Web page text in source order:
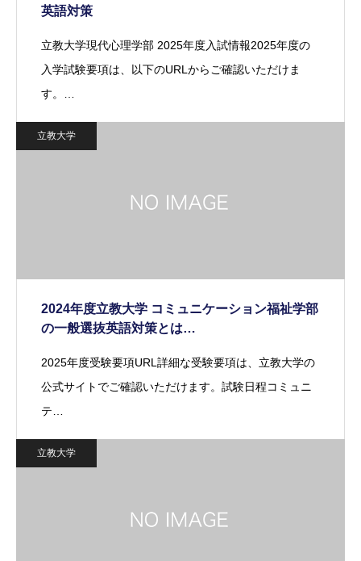
英語対策
立教大学現代心理学部 2025年度入試情報2025年度の
入学試験要項は、以下のURLからご確認いただけま
す。…
立教大学
2024年度立教大学 コミュニケーション福祉学部
の一般選抜英語対策とは…
2025年度受験要項URL詳細な受験要項は、立教大学の
公式サイトでご確認いただけます。試験日程コミュニ
テ…
立教大学